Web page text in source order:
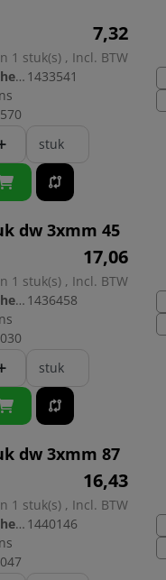
7,32
1 stuk(s) , Incl. BTW
dimerce.plugin.theme.productnr: 1433541
stuk
dw 3xmm 45
17,06
1 stuk(s) , Incl. BTW
dimerce.plugin.theme.productnr: 1436458
stuk
dw 3xmm 87
16,43
1 stuk(s) , Incl. BTW
dimerce.plugin.theme.productnr: 1440146